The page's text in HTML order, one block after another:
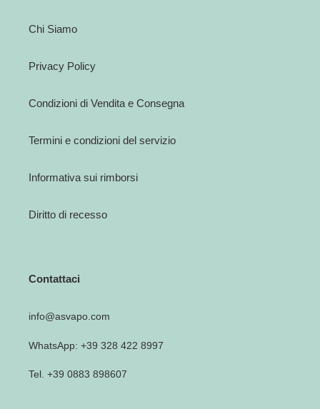
Chi Siamo
Privacy Policy
Condizioni di Vendita e Consegna
Termini e condizioni del servizio
Informativa sui rimborsi
Diritto di recesso
Contattaci
info@asvapo.com
WhatsApp: +39 328 422 8997
Tel. +39 0883 898607